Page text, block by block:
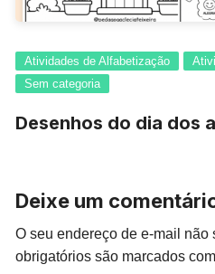
Atividades de Alfabetização
Sem categoria
Desenhos do dia dos
Deixe um
O seu endereço de e-mail não
obrigatórios são marcados